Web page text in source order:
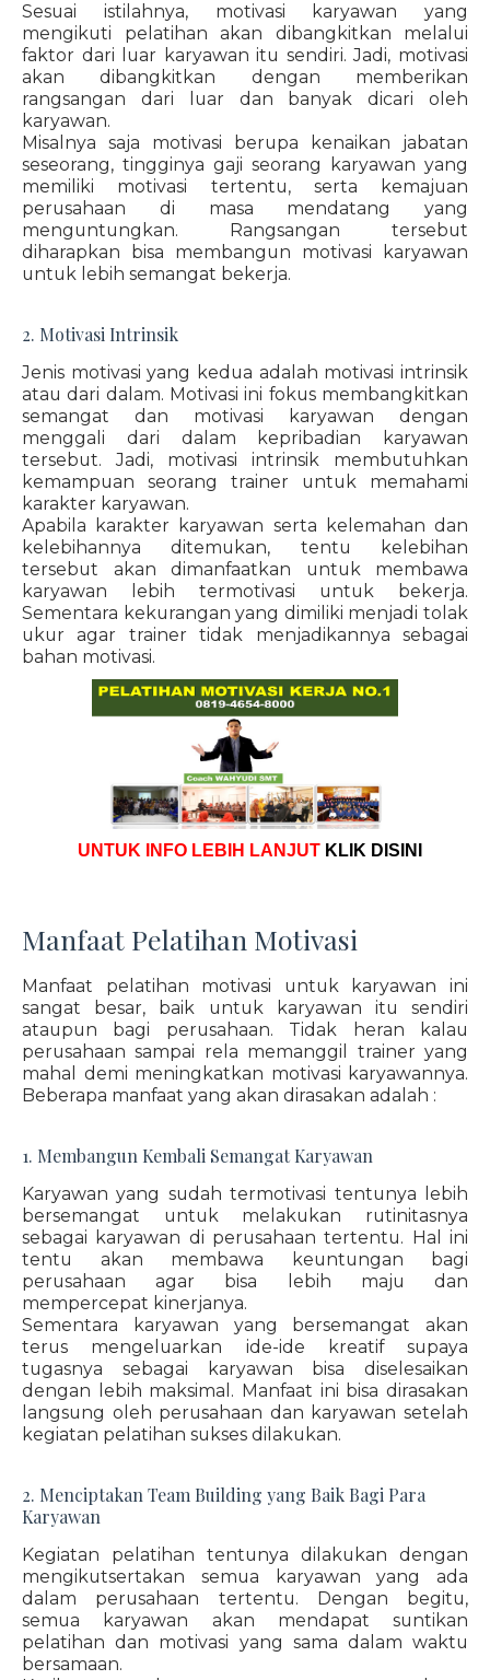
Sesuai istilahnya, motivasi karyawan yang
mengikuti pelatihan akan dibangkitkan melalui
faktor dari luar karyawan itu sendiri. Jadi, motivasi
akan dibangkitkan dengan memberikan
rangsangan dari luar dan banyak dicari oleh
karyawan.
Misalnya saja motivasi berupa kenaikan jabatan
seseorang, tingginya gaji seorang karyawan yang
memiliki motivasi tertentu, serta kemajuan
perusahaan di masa mendatang yang
menguntungkan. Rangsangan tersebut
diharapkan bisa membangun motivasi karyawan
untuk lebih semangat bekerja.
2. Motivasi Intrinsik
Jenis motivasi yang kedua adalah motivasi intrinsik
atau dari dalam. Motivasi ini fokus membangkitkan
semangat dan motivasi karyawan dengan
menggali dari dalam kepribadian karyawan
tersebut. Jadi, motivasi intrinsik membutuhkan
kemampuan seorang trainer untuk memahami
karakter karyawan.
Apabila karakter karyawan serta kelemahan dan
kelebihannya ditemukan, tentu kelebihan
tersebut akan dimanfaatkan untuk membawa
karyawan lebih termotivasi untuk bekerja.
Sementara kekurangan yang dimiliki menjadi tolak
ukur agar trainer tidak menjadikannya sebagai
bahan motivasi.
UNTUK INFO LEBIH LANJUT KLIK DISINI
Manfaat Pelatihan Motivasi
Manfaat pelatihan motivasi untuk karyawan ini
sangat besar, baik untuk karyawan itu sendiri
ataupun bagi perusahaan. Tidak heran kalau
perusahaan sampai rela memanggil trainer yang
mahal demi meningkatkan motivasi karyawannya.
Beberapa manfaat yang akan dirasakan adalah :
1. Membangun Kembali Semangat Karyawan
Karyawan yang sudah termotivasi tentunya lebih
bersemangat untuk melakukan rutinitasnya
sebagai karyawan di perusahaan tertentu. Hal ini
tentu akan membawa keuntungan bagi
perusahaan agar bisa lebih maju dan
mempercepat kinerjanya.
Sementara karyawan yang bersemangat akan
terus mengeluarkan ide-ide kreatif supaya
tugasnya sebagai karyawan bisa diselesaikan
dengan lebih maksimal. Manfaat ini bisa dirasakan
langsung oleh perusahaan dan karyawan setelah
kegiatan pelatihan sukses dilakukan.
2. Menciptakan Team Building yang Baik Bagi Para
Karyawan
Kegiatan pelatihan tentunya dilakukan dengan
mengikutsertakan semua karyawan yang ada
dalam perusahaan tertentu. Dengan begitu,
semua karyawan akan mendapat suntikan
pelatihan dan motivasi yang sama dalam waktu
bersamaan.